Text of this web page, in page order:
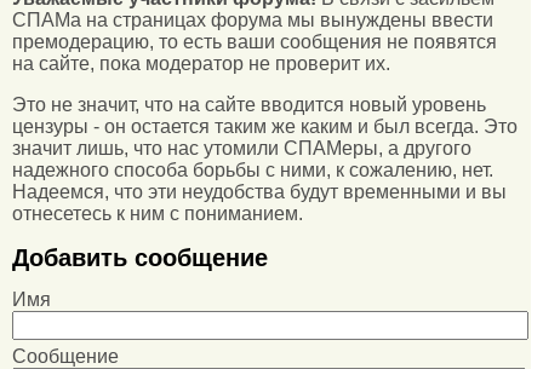
СПАМа на страницах форума мы вынуждены ввести
премодерацию, то есть ваши сообщения не появятся
на сайте, пока модератор не проверит их.
Это не значит, что на сайте вводится новый уровень
цензуры - он остается таким же каким и был всегда. Это
значит лишь, что нас утомили СПАМеры, а другого
надежного способа борьбы с ними, к сожалению, нет.
Надеемся, что эти неудобства будут временными и вы
отнесетесь к ним с пониманием.
Добавить сообщение
Имя
Сообщение